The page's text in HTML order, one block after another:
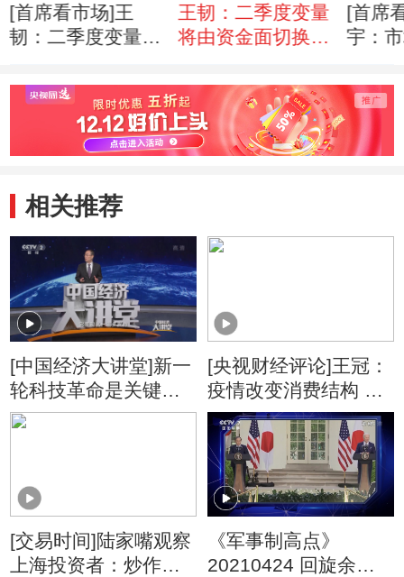
[首席看市场]王
韧：二季度变量将
本面
王韧：二季度变量
将由资金面切换到
[首席
宇：
相关推荐
[中国经济大讲堂]新一
轮科技革命是关键变
量
[央视财经评论]王冠：
疫情改变消费结构 成
为CPI变量
[交易时间]陆家嘴观察
上海投资者：炒作过
《军事制高点》
20210424 回旋余地